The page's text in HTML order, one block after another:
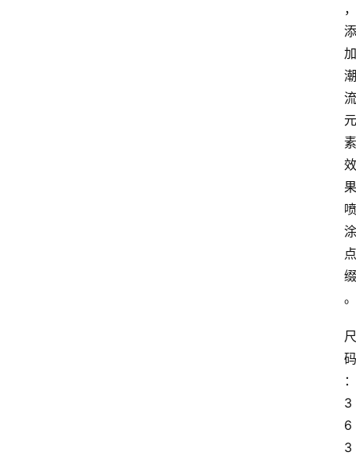
，
添
加
潮
流
元
素
效
果
喷
涂
点
缀
。
尺
码
：
3
6
3